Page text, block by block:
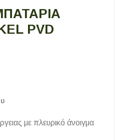
PVD
με πλευρικό άνοιγμα